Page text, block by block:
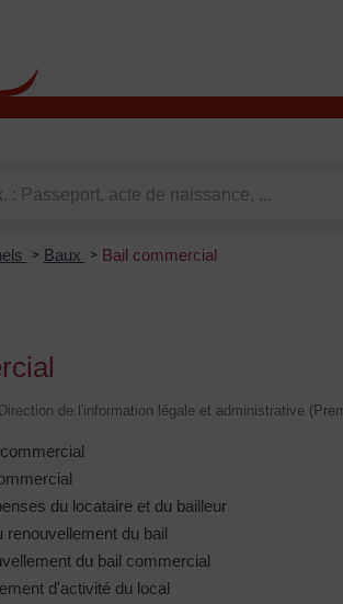
> Baux > Bail commercial
de l'information légale et administrative
du locataire et du bailleur
renouvellement du bail
du bail commercial
d'activité du local